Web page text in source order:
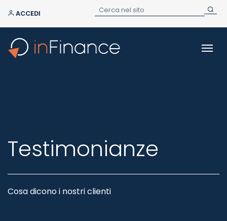
ACCEDI
Testimonianze
Cosa dicono i nostri clienti